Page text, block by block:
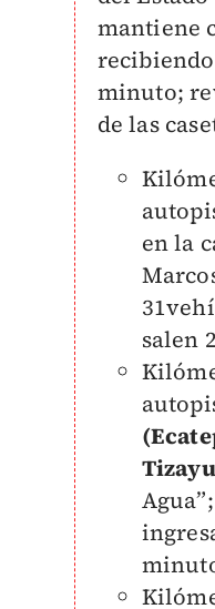
mantiene
minuto;
de las
en la
salen